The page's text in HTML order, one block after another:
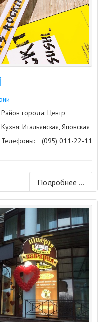
Район города: Центр
Кухня: Итальянская, Японская
Телефоны:
(095) 011-22-11
Подробнее ...